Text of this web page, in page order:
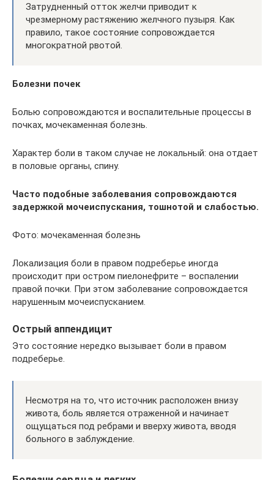
Затрудненный отток желчи приводит к
чрезмерному растяжению желчного пузыря. Как
правило, такое состояние сопровождается
многократной рвотой.
Болезни почек
Болью сопровождаются и воспалительные процессы в
почках, мочекаменная болезнь.
Характер боли в таком случае не локальный: она отдает
в половые органы, спину.
Часто подобные заболевания сопровождаются
задержкой мочеиспускания, тошнотой и слабостью.
Фото: мочекаменная болезнь
Локализация боли в правом подреберье иногда
происходит при остром пиелонефрите – воспалении
правой почки. При этом заболевание сопровождается
нарушенным мочеиспусканием.
Острый аппендицит
Это состояние нередко вызывает боли в правом
подреберье.
Несмотря на то, что источник расположен внизу
живота, боль является отраженной и начинает
ощущаться под ребрами и вверху живота, вводя
больного в заблуждение.